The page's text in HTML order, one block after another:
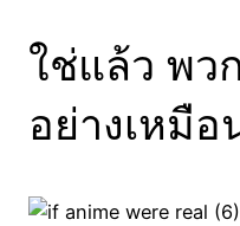
ใช่แล้ว พว
อย่างเหมือ